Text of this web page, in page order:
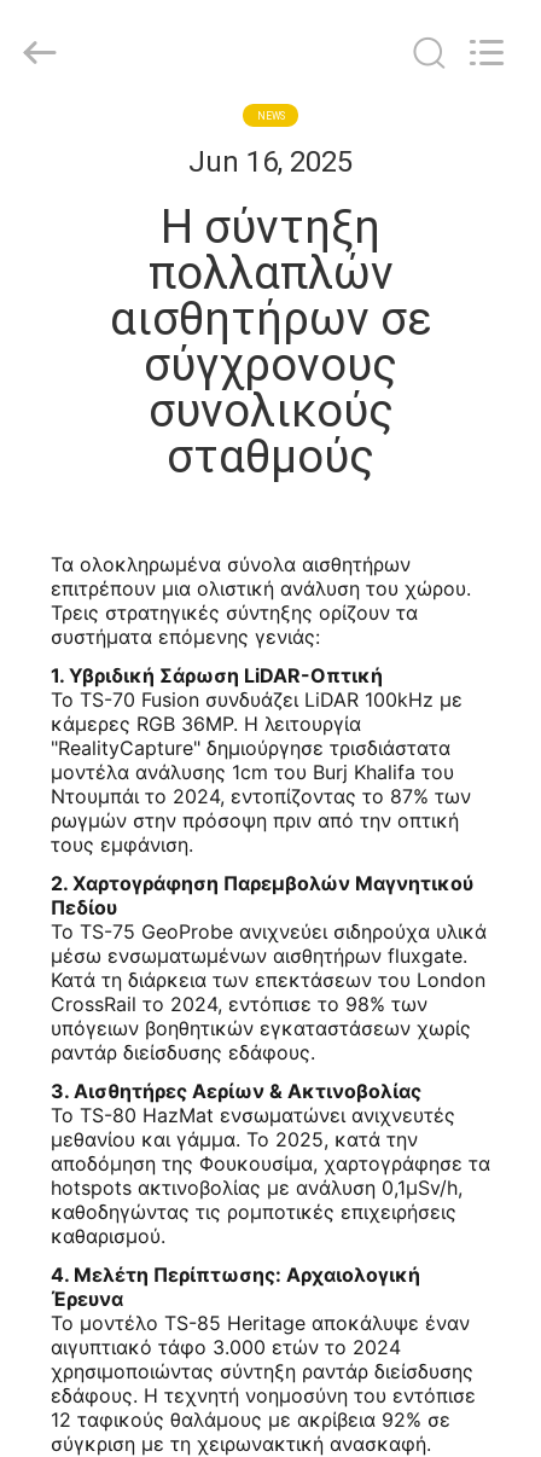
ΠΡΟΪΌΝΤΑ
ΕΡΓΟΣΤΑΣΊΩΝ
ΈΛΕΓΧΟΣ
ΜΑΣ
ΕΛΆΤΕ
ΕΠΑΦΉ
ΕΙΔΉΣΕΙΣ
ΠΕΡΙΠΤΏΣΕΙΣ
SITEMAP
PRIVACY
POLICY
ALLEN
CO.,LTD..
NEWS
Jun 16, 2025
Η σύντηξη
πολλαπλών
αισθητήρων σε
σύγχρονους
συνολικούς
σταθμούς
Τα ολοκληρωμένα σύνολα αισθητήρων
επιτρέπουν μια ολιστική ανάλυση του χώρου.
Τρεις στρατηγικές σύντηξης ορίζουν τα
συστήματα επόμενης γενιάς:
1. Υβριδική Σάρωση LiDAR-Οπτική
Το TS-70 Fusion συνδυάζει LiDAR 100kHz με
κάμερες RGB 36MP. Η λειτουργία
"RealityCapture" δημιούργησε τρισδιάστατα
μοντέλα ανάλυσης 1cm του Burj Khalifa του
Ντουμπάι το 2024, εντοπίζοντας το 87% των
ρωγμών στην πρόσοψη πριν από την οπτική
τους εμφάνιση.
2. Χαρτογράφηση Παρεμβολών Μαγνητικού
Πεδίου
Το TS-75 GeoProbe ανιχνεύει σιδηρούχα υλικά
μέσω ενσωματωμένων αισθητήρων fluxgate.
Κατά τη διάρκεια των επεκτάσεων του London
CrossRail το 2024, εντόπισε το 98% των
υπόγειων βοηθητικών εγκαταστάσεων χωρίς
ραντάρ διείσδυσης εδάφους.
3. Αισθητήρες Αερίων & Ακτινοβολίας
Το TS-80 HazMat ενσωματώνει ανιχνευτές
μεθανίου και γάμμα. Το 2025, κατά την
αποδόμηση της Φουκουσίμα, χαρτογράφησε τα
hotspots ακτινοβολίας με ανάλυση 0,1μSv/h,
καθοδηγώντας τις ρομποτικές επιχειρήσεις
καθαρισμού.
4. Μελέτη Περίπτωσης: Αρχαιολογική
Έρευνα
Το μοντέλο TS-85 Heritage αποκάλυψε έναν
αιγυπτιακό τάφο 3.000 ετών το 2024
χρησιμοποιώντας σύντηξη ραντάρ διείσδυσης
εδάφους. Η τεχνητή νοημοσύνη του εντόπισε
12 ταφικούς θαλάμους με ακρίβεια 92% σε
σύγκριση με τη χειρωνακτική ανασκαφή.